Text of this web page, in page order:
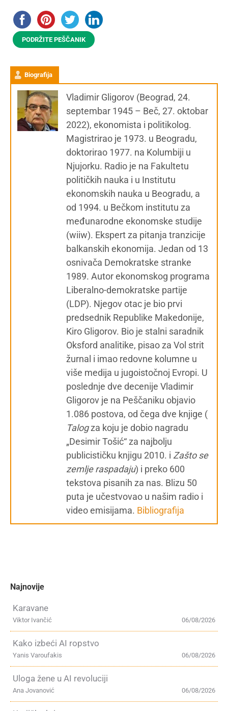
PODRŽITE PEŠČANIK
Biografija
Vladimir Gligorov (Beograd, 24.
septembar 1945 – Beč, 27. oktobar
2022), ekonomista i politikolog.
Magistrirao je 1973. u Beogradu,
doktorirao 1977. na Kolumbiji u
Njujorku. Radio je na Fakultetu
političkih nauka i u Institutu
ekonomskih nauka u Beogradu, a
od 1994. u Bečkom institutu za
međunarodne ekonomske studije
(wiiw). Ekspert za pitanja tranzicije
balkanskih ekonomija. Jedan od 13
osnivača Demokratske stranke
1989. Autor ekonomskog programa
Liberalno-demokratske partije
(LDP). Njegov otac je bio prvi
predsednik Republike Makedonije,
Kiro Gligorov. Bio je stalni saradnik
Oksford analitike, pisao za Vol strit
žurnal i imao redovne kolumne u
više medija u jugoistočnoj Evropi. U
poslednje dve decenije Vladimir
Gligorov je na Peščaniku objavio
1.086 postova, od čega dve knjige (
Talogza koju je dobio nagradu
„Desimir Tošić“ za najbolju
publicističku knjigu 2010. i Zašto se
zemlje raspadaju) i preko 600
tekstova pisanih za nas. Blizu 50
puta je učestvovao u našim radio i
video emisijama. Bibliografija
Najnovije
Karavane
06/08/2026
Viktor Ivančić
Kako izbeći AI ropstvo
06/08/2026
Yanis Varoufakis
Uloga žene u AI revoluciji
06/08/2026
Ana Jovanović